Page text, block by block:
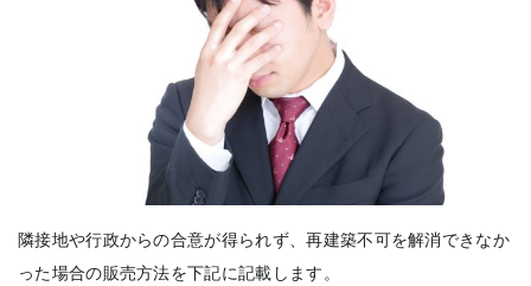
隣接地や行政からの合意が得られず、再建築不可を解消できなか
った場合の販売方法を下記に記載します。